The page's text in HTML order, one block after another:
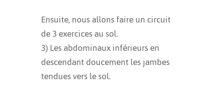
Ensuite, nous allons faire un circuit
de 3 exercices au sol.
3) Les abdominaux inférieurs en
descendant doucement les jambes
tendues vers le sol.